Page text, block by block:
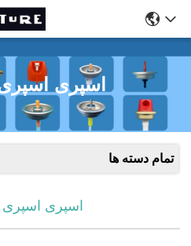
اسپری
تمام دسته ها
اسپری